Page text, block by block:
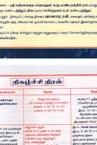
Uriyadi 2013 invitation